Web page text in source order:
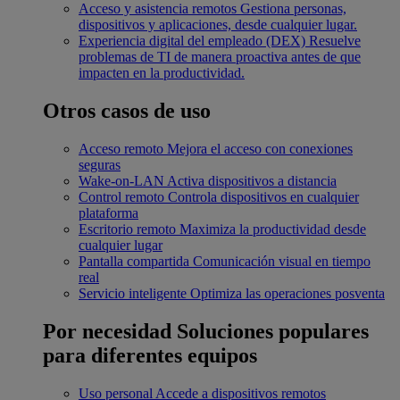
Acceso y asistencia remotos Gestiona personas,
dispositivos y aplicaciones, desde cualquier lugar.
Experiencia digital del empleado (DEX) Resuelve
problemas de TI de manera proactiva antes de que
impacten en la productividad.
Otros casos de uso
Acceso remoto Mejora el acceso con conexiones
seguras
Wake-on-LAN Activa dispositivos a distancia
Control remoto Controla dispositivos en cualquier
plataforma
Escritorio remoto Maximiza la productividad desde
cualquier lugar
Pantalla compartida Comunicación visual en tiempo
real
Servicio inteligente Optimiza las operaciones posventa
Por necesidad Soluciones populares
para diferentes equipos
Uso personal Accede a dispositivos remotos